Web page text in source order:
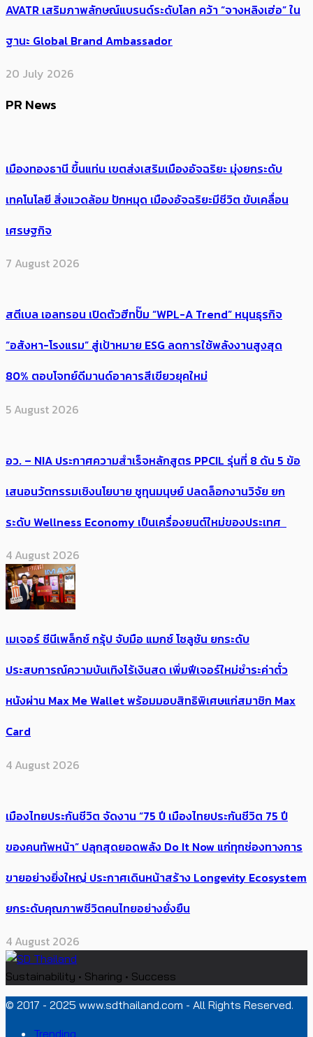
AVATR เสริมภาพลักษณ์แบรนด์ระดับโลก คว้า “จางหลิงเฮ่อ” ใน
ฐานะ Global Brand Ambassador
20 July 2026
PR News
เมืองทองธานี ขึ้นแท่น เขตส่งเสริมเมืองอัจฉริยะ มุ่งยกระดับ
เทคโนโลยี สิ่งแวดล้อม ปักหมุด เมืองอัจฉริยะมีชีวิต ขับเคลื่อน
เศรษฐกิจ
7 August 2026
สตีเบล เอลทรอน เปิดตัวฮีทปั๊ม “WPL-A Trend” หนุนธุรกิจ
“อสังหา-โรงแรม” สู่เป้าหมาย ESG ลดการใช้พลังงานสูงสุด
80% ตอบโจทย์ดีมานด์อาคารสีเขียวยุคใหม่
5 August 2026
อว. – NIA ประกาศความสำเร็จหลักสูตร PPCIL รุ่นที่ 8 ดัน 5 ข้อ
เสนอนวัตกรรมเชิงนโยบาย ชูทุนมนุษย์ ปลดล็อกงานวิจัย ยก
ระดับ Wellness Economy เป็นเครื่องยนต์ใหม่ของประเทศ
4 August 2026
เมเจอร์ ซีนีเพล็กซ์ กรุ้ป จับมือ แมกซ์ โซลูชัน ยกระดับ
ประสบการณ์ความบันเทิงไร้เงินสด เพิ่มฟีเจอร์ใหม่ชำระค่าตั๋ว
หนังผ่าน Max Me Wallet พร้อมมอบสิทธิพิเศษแก่สมาชิก Max
Card
4 August 2026
เมืองไทยประกันชีวิต จัดงาน “75 ปี เมืองไทยประกันชีวิต 75 ปี
ของคนทัพหน้า” ปลุกสุดยอดพลัง Do It Now แก่ทุกช่องทางการ
ขายอย่างยิ่งใหญ่ ประกาศเดินหน้าสร้าง Longevity Ecosystem
ยกระดับคุณภาพชีวิตคนไทยอย่างยั่งยืน
4 August 2026
Sustainability • Sharing • Success
© 2017 - 2025 www.sdthailand.com - All Rights Reserved.
Trending